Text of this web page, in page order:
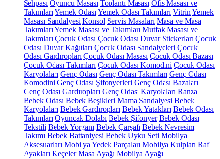
Sehpası Oyuncu Masası Toplantı Masası Ofis Masası ve
Takımları Yemek Odası Yemek Odası Takımları Vitrin Yemek
Masası Sandalyesi Konsol Servis Masaları Masa ve Masa
Takımları Yemek Masası ve Takımları Mutfak Masası ve
Takımları Çocuk Odası Çocuk Odası Duvar Stickerları Çocuk
Odası Duvar Kağıtları Çocuk Odası Sandalyeleri Çocuk
Odası Gardıropları Çocuk Odası Masası Çocuk Odası Bazası
Çocuk Odası Takımları Çocuk Odası Komodini Çocuk Odası
Karyolaları Genç Odası Genç Odası Takımları Genç Odası
Komodini Genç Odası Şifonyerleri Genç Odası Bazaları
Genç Odası Gardıropları Genç Odası Karyolaları Ranza
Bebek Odası Bebek Beşikleri Mama Sandalyesi Bebek
Karyolaları Bebek Gardıropları Bebek Yatakları Bebek Odası
Takımları Oyuncak Dolabı Bebek Şifonyer Bebek Odası
Tekstili Bebek Yorganı Bebek Çarşafı Bebek Nevresim
Takımı Bebek Battaniyesi Bebek Uyku Seti Mobilya
Aksesuarları Mobilya Yedek Parçaları Mobilya Kulpları Raf
Ayakları Keçeler Masa Ayağı Mobilya Ayağı